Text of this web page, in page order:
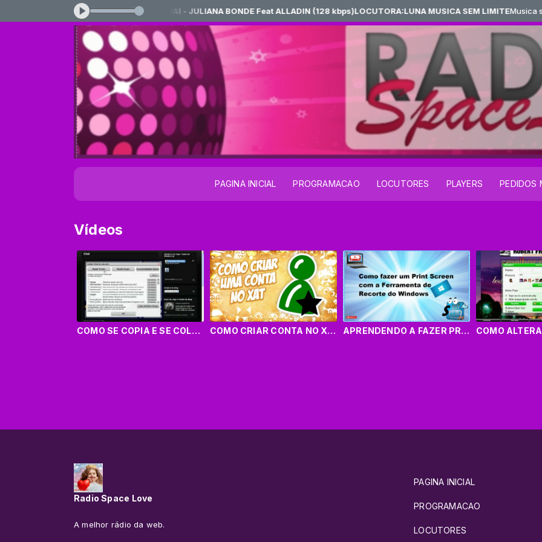
Tocando agora: PELE DE MAǁ - JULIANA BONDE Feat ALLADIN (128 kbps)LOCUTORA:LUNA MUSICA SEM LIMITEMusica sem
PAGINA INICIAL PROGRAMACAO LOCUTORES PLAYERS PEDIDOS
Vídeos
COMO SE COPIA E SE COLOCA EMBED DE XAT.COM COMO CRIAR CONTA NO XAT APRENDENDO A FAZER PRINT SCREM COM FERRAMENTAS DE RECORTE DO WINDONS
Radio Space Love
A melhor rádio da web.
PAGINA INICIAL
PROGRAMACAO
LOCUTORES